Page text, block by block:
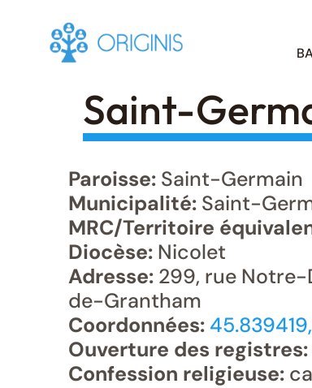
Saint-
Paroisse: Saint-Germain
Municipalité: Saint-
MRC/Territoire
Diocèse: Nicolet
Adresse: 299, rue
de-Grantham
Coordonnées:
Ouverture des registres:
Confession religieuse: